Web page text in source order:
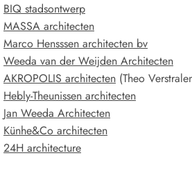
BIQ stadsontwerp
MASSA architecten
Marco Hensssen architecten bv
Weeda van der Weijden Architecten
AKROPOLIS architecten (Theo
Hebly-Theunissen architecten
Jan Weeda Architecten
Künhe&Co architecten
24H architecture